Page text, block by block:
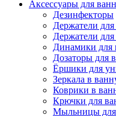
Аксессуары для
Дезинфекторы
Держатели
Держатели
Динамики для
Дозаторы для
Ёршики для
Зеркала в
Коврики в
Крючки для
Мыльницы для